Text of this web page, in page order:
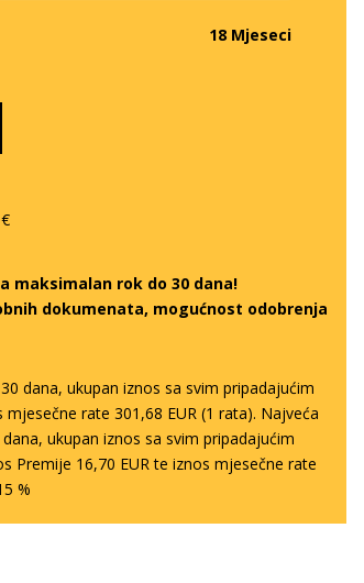
18 Mjeseci
maksimalan rok do 30 dana!
dokumenata, mogućnost odobrenja
dana, ukupan iznos sa svim pripadajućim
rate 301,68 EUR (1 rata). Najveća
ukupan iznos sa svim pripadajućim
Premije 16,70 EUR te iznos mjesečne rate
%